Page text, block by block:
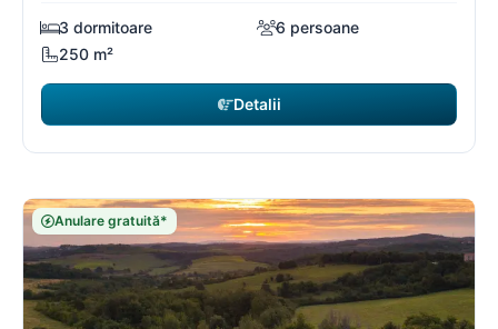
3 dormitoare
6 persoane
250 m²
Detalii
Anulare gratuită*